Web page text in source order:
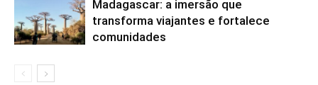
Madagascar: a imersão que
transforma viajantes e fortalece
comunidades